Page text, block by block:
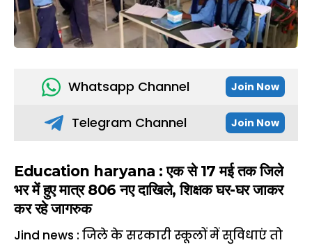
Whatsapp Channel Join Now
Telegram Channel Join Now
Education haryana : एक से 17 मई तक जिले
भर में हुए मात्र 806 नए दाखिले, शिक्षक घर-घर जाकर
कर रहे जागरुक
Jind news : जिले के सरकारी स्कूलों में सुविधाएं तो